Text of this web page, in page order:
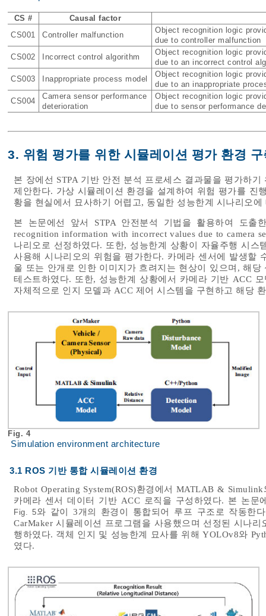
CS #
Causal factor
CS001
Controller malfunction
Object recognition logic
due to controller malfunction
CS002
Incorrect control algorithm
Object recognition logic
due to an incorrect control
CS003
Inappropriate process model
Object recognition logic
due to an inappropriate
CS004
Camera sensor performance
deterioration
Object recognition logic
due to sensor performance
3. 위험 평가를 위한 시뮬레이션 평가 환경 구
본 장에선 STPA 기반 안전 분석 프로세스 결과물을 평가하
제안한다. 가상 시뮬레이션 환경을 설계하여 위험 평가를 진
황을 현실에서 묘사하기 어렵고, 동일한 성능한계 시나리오
본 논문에선 앞서 STPA 안전분석 기법을 활용하여 도출
recognition information with incorrect values due to camera
나리오로 선정하였다. 또한, 성능한계 상황이 자율주행 시
사용해 시나리오의 위험을 평가한다. 카메라 센서에 발생할
울 또는 안개로 인한 이미지가 흐려지는 현상이 있으며, 해
테스트하였다. 또한, 성능한계 상황에서 카메라 기반 ACC
자체적으로 인지 모델과 ACC 제어 시스템을 구현하고 해당
Fig. 4
Simulation environment architecture
3.1 ROS 기반 통합 시뮬레이션 환경
Robot Operating System(ROS)환경에서 MATLAB &
카메라 센서 데이터 기반 ACC 로직을 구성하였다. 본 논문
Fig. 5와 같이 3개의 환경이 통합되어 루프 구조로 작동한
CarMaker 시뮬레이션 프로그램을 사용했으며 선정된 시나
행하였다. 객체 인지 및 성능한계 묘사를 위해 YOLOv8와
였다.